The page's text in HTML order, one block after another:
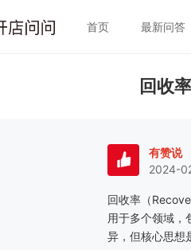
首页 最新问答
回收
有赞说
2024-
回收率（
用于多个领域，
异，但核心思想